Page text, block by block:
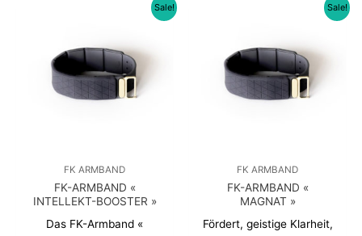
Sale!
FK ARMBAND
FK-ARMBAND «
INTELLEKT-BOOSTER »
Das FK-Armband «
Sale!
FK ARMBAND
FK-ARMBAND «
MAGNAT »
Fördert, geistige Klarheit,